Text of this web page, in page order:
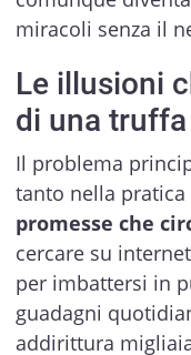
miracoli senza il
Le illusioni
di una truffa
Il problema
tanto nella
promesse che
cercare su
per imbattersi in
guadagni
addirittura